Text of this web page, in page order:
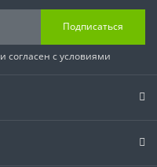
Подписаться
и согласен с условиями